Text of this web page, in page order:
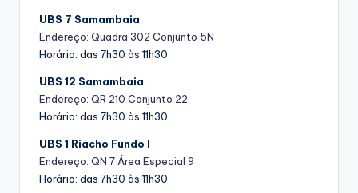
UBS 7 Samambaia
Endereço: Quadra 302 Conjunto 5N
Horário: das 7h30 às 11h30
UBS 12 Samambaia
Endereço: QR 210 Conjunto 22
Horário: das 7h30 às 11h30
UBS 1 Riacho Fundo I
Endereço: QN 7 Área Especial 9
Horário: das 7h30 às 11h30